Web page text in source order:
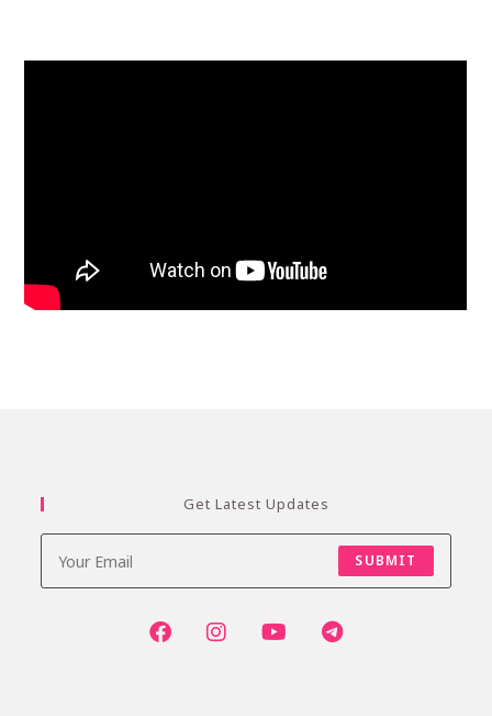
Get Latest Updates
SUBMIT